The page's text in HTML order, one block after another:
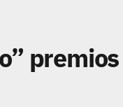
premios